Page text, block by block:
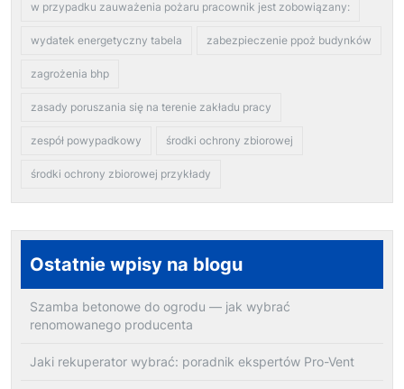
w przypadku zauważenia pożaru pracownik jest zobowiązany:
wydatek energetyczny tabela zabezpieczenie ppoż budynków
zagrożenia bhp
zasady poruszania się na terenie zakładu pracy
zespół powypadkowy środki ochrony zbiorowej
środki ochrony zbiorowej przykłady
Ostatnie wpisy na blogu
Szamba betonowe do ogrodu — jak wybrać
renomowanego producenta
Jaki rekuperator wybrać: poradnik ekspertów Pro-Vent